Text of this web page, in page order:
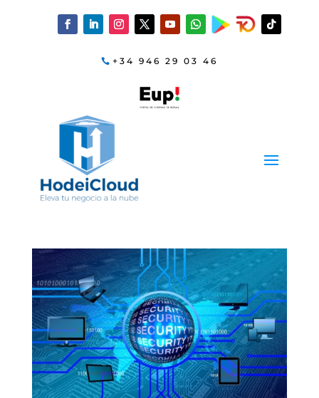
+34 946 29 03 46